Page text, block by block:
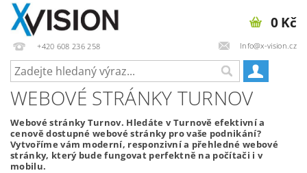
+420 608 236 258 Info@x-vision.cz
0 Kč
WEBOVÉ STRÁNKY TURNOV
Webové stránky Turnov. Hledáte v Turnově efektivní a
cenově dostupné webové stránky pro vaše podnikání?
Vytvoříme vám moderní, responzivní a přehledné webové
stránky, který bude fungovat perfektně na počítači i v
mobilu.